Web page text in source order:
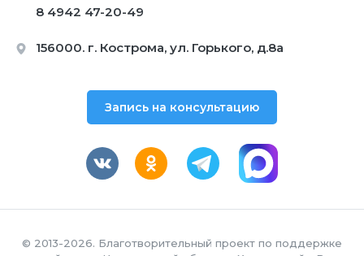
8 4942 47-20-49
156000. г. Кострома, ул. Горького, д.8а
Запись на консультацию
© 2013-2026. Благотворительный проект по поддержке